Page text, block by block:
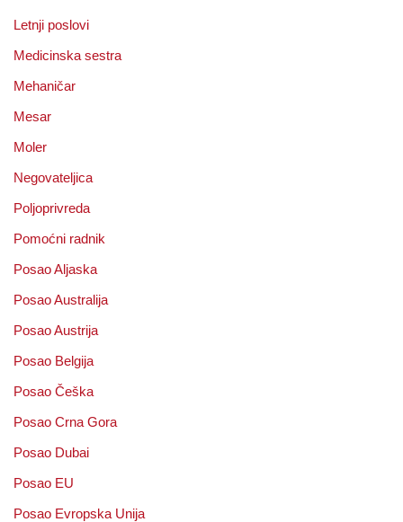
Letnji poslovi
Medicinska sestra
Mehaničar
Mesar
Moler
Negovateljica
Poljoprivreda
Pomoćni radnik
Posao Aljaska
Posao Australija
Posao Austrija
Posao Belgija
Posao Češka
Posao Crna Gora
Posao Dubai
Posao EU
Posao Evropska Unija